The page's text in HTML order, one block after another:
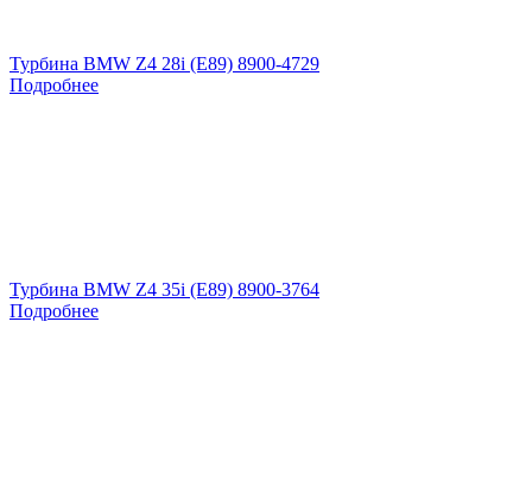
Турбина BMW Z4 28i (E89) 8900-4729
Подробнее
Турбина BMW Z4 35i (E89) 8900-3764
Подробнее